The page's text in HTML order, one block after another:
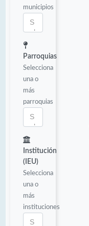
municipios
Parroquias
Selecciona
una o
más
parroquias
Institución
(IEU)
Selecciona
una o
más
instituciones